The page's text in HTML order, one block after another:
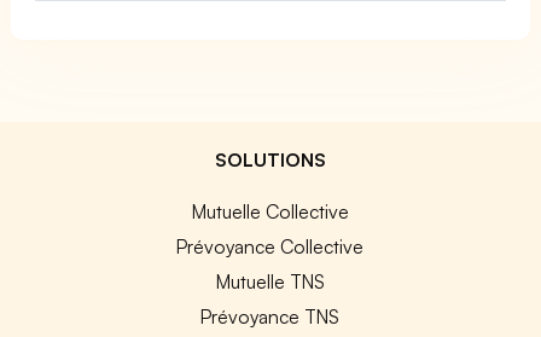
SOLUTIONS
Mutuelle Collective
Prévoyance Collective
Mutuelle TNS
Prévoyance TNS